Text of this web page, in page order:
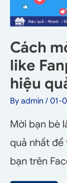
Cách
like
hiệu
By admin / 01-
Mời bạn bè
quả nhất để
bạn trên